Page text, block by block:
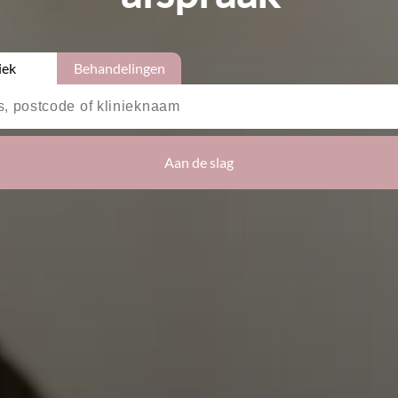
Behandelingen
Aan de slag